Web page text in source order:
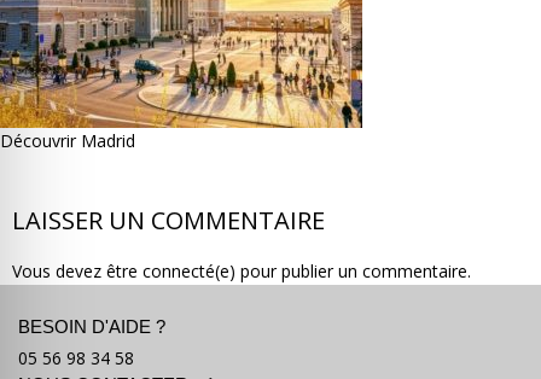
Découvrir Madrid
LAISSER UN COMMENTAIRE
Vous devez être connecté(e) pour publier un commentaire.
BESOIN D'AIDE ?
05 56 98 34 58